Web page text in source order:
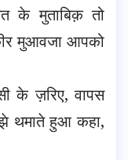
के मुताबिक़ तो
मुआवजा आपको
के ज़रिए, वापस
थमाते हुआ कहा,